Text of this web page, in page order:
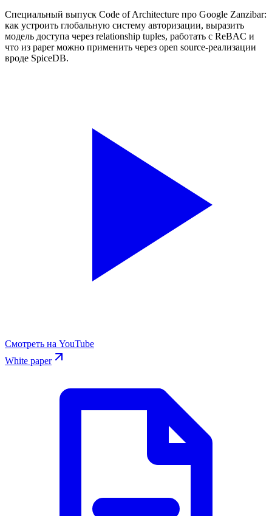
Специальный выпуск Code of Architecture про Google Zanzibar:
как устроить глобальную систему авторизации, выразить
модель доступа через relationship tuples, работать с ReBAC и
что из paper можно применить через open source-реализации
вроде SpiceDB.
Смотреть на YouTube
White paper